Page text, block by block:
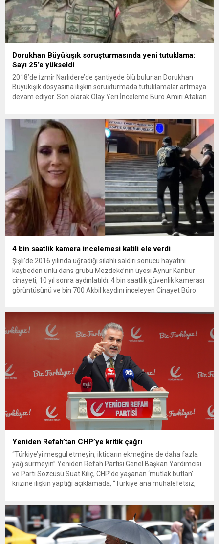
Dorukhan Büyükışık soruşturmasında yeni tutuklama:
Sayı 25’e yükseldi
2018’de İzmir Narlıdere’de şantiyede ölü bulunan Dorukhan
Büyükışık dosyasına ilişkin soruşturmada tutuklamalar artmaya
devam ediyor. Son olarak Olay Yeri İnceleme Büro Amiri Atakan
bulunan Dorukhan Büyükışık’a ilişkin yeniden açılan
soruşturmada tutuklamalar genişliyor. Son olarak dönemin...
4 bin saatlik kamera incelemesi katili ele verdi
Şişli’de 2016 yılında uğradığı silahlı saldırı sonucu hayatını
kaybeden ünlü dans grubu Mezdeke’nin üyesi Aynur Kanbur
cinayeti, 10 yıl sonra aydınlatıldı. 4 bin saatlik güvenlik kamerası
görüntüsünü ve bin 700 Akbil kaydını inceleyen Cinayet Büro
Yeniden Refah’tan CHP’ye kritik çağrı
“Türkiye’yi meşgul etmeyin, iktidarın ekmeğine de daha fazla
yağ sürmeyin” Yeniden Refah Partisi Genel Başkan Yardımcısı
ve Parti Sözcüsü Suat Kılıç, CHP’de yaşanan ‘mutlak butlan’
krizine ilişkin yaptığı açıklamada, “Türkiye ana muhalefetsiz,
olun. Türkiye’yi...